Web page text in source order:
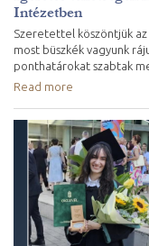
Intézetben
Szeretettel köszöntjük
most büszkék vagyunk
ponthatárokat szabtak
Read more